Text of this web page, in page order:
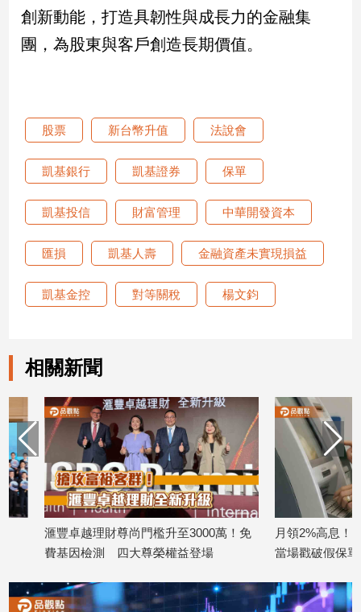
創新動能，打造具韌性與成長力的金融集
團，為股東與客戶創造長期價值。
股票 新台幣升值 法說會
凱基銀行 凱基證券 保單
凱基投信 財富管理 中華開發資本
匯損 凱基人壽 金融資產未實現損益
凱基金控 對等關稅 楊文鈞
相關新聞
滙豐卓越理財尊尚門檻升至3000萬！免
費基因檢測 四大尊榮權益登場
月領2%高息！婦人險
當場戳破假保單騙局